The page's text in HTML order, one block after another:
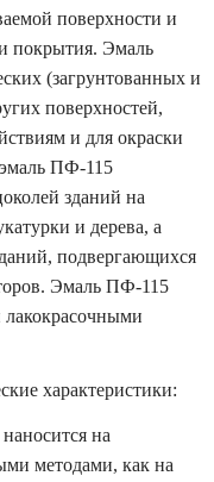
поверхности и
покрытия. Эмаль
(загрунтованных и
поверхностей,
и для окраски
ПФ-115
зданий на
и дерева, а
подвергающихся
Эмаль ПФ-115
лакокрасочными
характеристики:
на
методами, как на